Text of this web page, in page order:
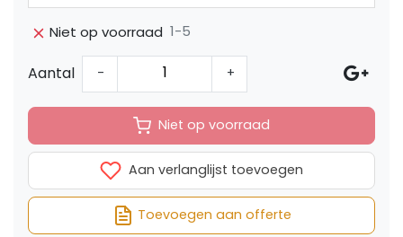
Niet op voorraad 1-5
Aantal - +
Niet op voorraad
Aan verlanglijst toevoegen
Toevoegen aan offerte